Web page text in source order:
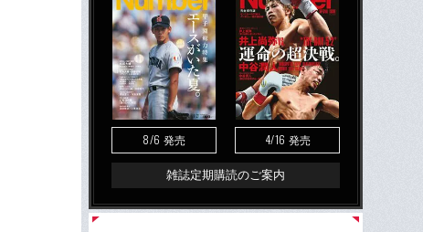
8/6 発売 4/16 発売
雑誌定期購読のご案内